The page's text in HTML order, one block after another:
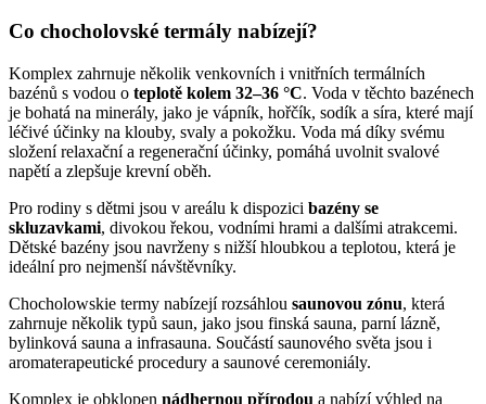
Co chocholovské termály nabízejí?
Komplex zahrnuje několik venkovních i vnitřních termálních
bazénů s vodou o teplotě kolem 32–36 °C. Voda v těchto bazénech
je bohatá na minerály, jako je vápník, hořčík, sodík a síra, které mají
léčivé účinky na klouby, svaly a pokožku. Voda má díky svému
složení relaxační a regenerační účinky, pomáhá uvolnit svalové
napětí a zlepšuje krevní oběh.
Pro rodiny s dětmi jsou v areálu k dispozici bazény se
skluzavkami, divokou řekou, vodními hrami a dalšími atrakcemi.
Dětské bazény jsou navrženy s nižší hloubkou a teplotou, která je
ideální pro nejmenší návštěvníky.
Chocholowskie termy nabízejí rozsáhlou saunovou zónu, která
zahrnuje několik typů saun, jako jsou finská sauna, parní lázně,
bylinková sauna a infrasauna. Součástí saunového světa jsou i
aromaterapeutické procedury a saunové ceremoniály.
Komplex je obklopen nádhernou přírodou a nabízí výhled na